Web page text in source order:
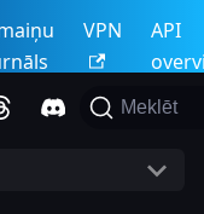
VPN
API
Meklēt